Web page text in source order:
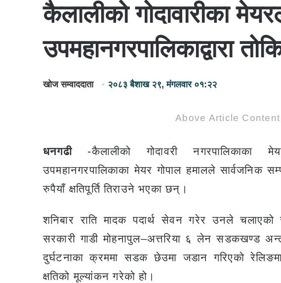
कैलालीको गोदावारीका
उपमहानगरपालिकाद्वारा
खोज सम्वाददाता २०८३ बैशाख २९, मंगलवार ०१:२२
Above Article Content
धनगढी-कैलालीको गोदावरी नगरपालिकाका
उपमहानगरपालिकाका मेयर गोपाल हमालले सार्वजनिक
रुपैयाँ क्षतिपूर्ति तिराउने भएका छन्।
शनिबार राति मादक पदार्थ सेवन गरेर उनले
सरकारी गाडी मोहनापुल–अत्तरिया ६ लेन सडकखण्ड
दुर्घटनाका क्रममा सडक छेउमा जडान गरिएको
क्षतिको मूल्यांकन गरेको हो।